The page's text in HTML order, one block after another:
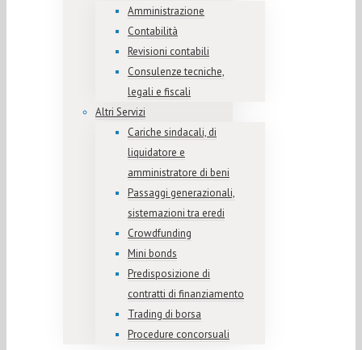
Amministrazione
Contabilità
Revisioni contabili
Consulenze tecniche,
legali e fiscali
Altri Servizi
Cariche sindacali, di
liquidatore e
amministratore di beni
Passaggi generazionali,
sistemazioni tra eredi
Crowdfunding
Mini bonds
Predisposizione di
contratti di finanziamento
Trading di borsa
Procedure concorsuali